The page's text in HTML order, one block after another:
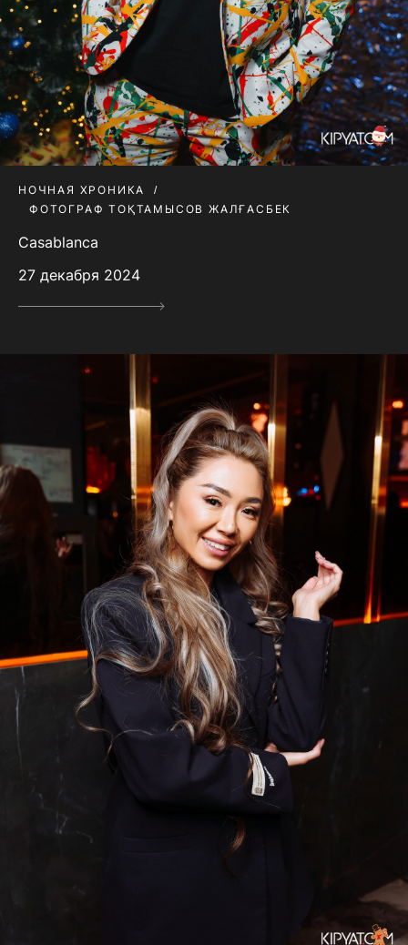
НОЧНАЯ ХРОНИКА
ФОТОГРАФ ТОҚТАМЫСОВ ЖАЛҒАСБЕК
Casablanca
27 декабря 2024